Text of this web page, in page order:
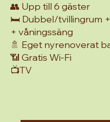
👥 Upp till 6 gäster
🛏️ Dubbel/tvillingrum
+ våningssäng
🚿 Eget nyrenoverat
📶 Gratis Wi-Fi
📺TV